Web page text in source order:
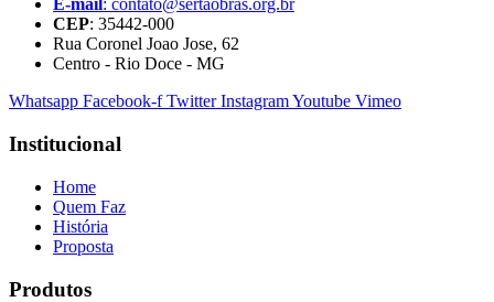
E-mail: contato@sertaobras.org.br
CEP: 35442-000
Rua Coronel Joao Jose, 62
Centro - Rio Doce - MG
Whatsapp Facebook-f Twitter InstagramYoutube Vimeo
Institucional
Home
Quem Faz
História
Proposta
Produtos